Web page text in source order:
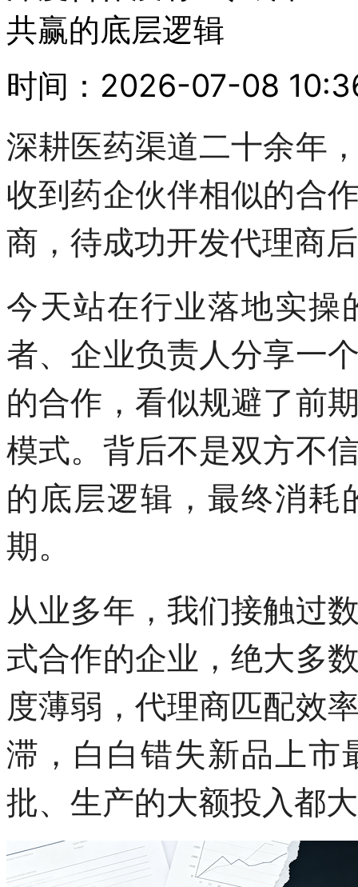
共赢的底层逻辑
时间：2026-07-08
深耕医药渠道二十余年
收到药企伙伴相似的合
商，待成功开发代理商
今天站在行业落地实
者、企业负责人分享一
的合作，看似规避了前
模式。背后不是双方不
的底层逻辑，最终消
期。
从业多年，我们接触过
式合作的企业，绝大多
度薄弱，代理商匹配效
滞，白白错失新品上
批、生产的大额投入都